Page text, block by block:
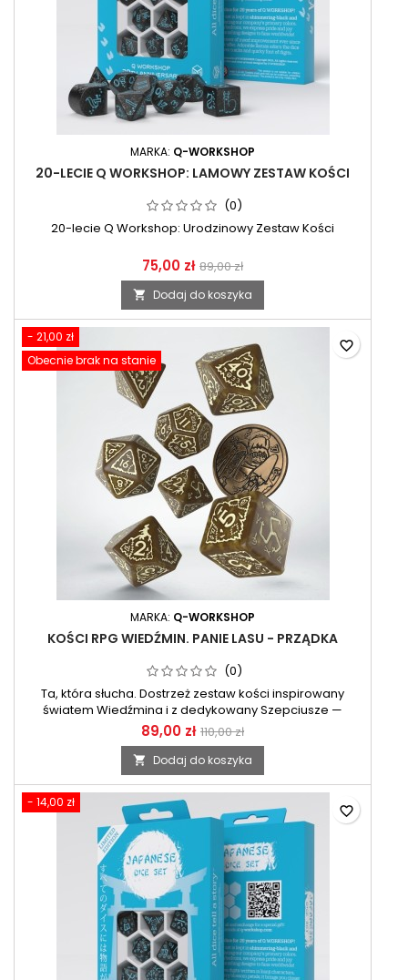
MARKA: Q-WORKSHOP
20-LECIE Q WORKSHOP: LAMOWY ZESTAW KOŚCI
(0)
20-lecie Q Workshop: Urodzinowy Zestaw Kości
75,00 zł 89,00 zł
 Dodaj do koszyka
- 21,00 zł
Obecnie brak na stanie
MARKA: Q-WORKSHOP
KOŚCI RPG WIEDŹMIN. PANIE LASU - PRZĄDKA
(0)
Ta, która słucha. Dostrzeż zestaw kości inspirowany
światem Wiedźmina i z dedykowany Szepciusze —
wiedźmie znanej z warzenia obmierzłych mikstur.
89,00 zł 110,00 zł
 Dodaj do koszyka
favorite_border
- 14,00 zł
favorite_border